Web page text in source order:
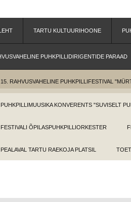
TARTU KULTUURIHOONE
PUHKPILLIDIRIGENTIDE PARAAD
15. RAHVUSVAHELINE PUHKPILLIFESTIVAL
PUHKPILLIMUUSIKA KONVERENTS "SUVISELT
FESTIVALI ÕPILASPUHKPILLIORKESTER
PEALAVAL TARTU RAEKOJA PLATSIL